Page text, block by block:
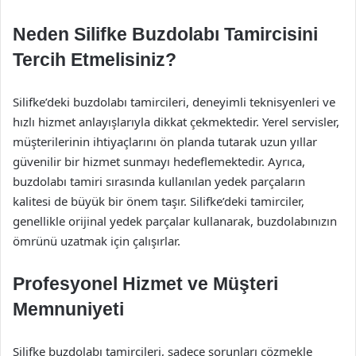
Neden Silifke Buzdolabı Tamircisini
Tercih Etmelisiniz?
Silifke’deki buzdolabı tamircileri, deneyimli teknisyenleri ve
hızlı hizmet anlayışlarıyla dikkat çekmektedir. Yerel servisler,
müşterilerinin ihtiyaçlarını ön planda tutarak uzun yıllar
güvenilir bir hizmet sunmayı hedeflemektedir. Ayrıca,
buzdolabı tamiri sırasında kullanılan yedek parçaların
kalitesi de büyük bir önem taşır. Silifke’deki tamirciler,
genellikle orijinal yedek parçalar kullanarak, buzdolabınızın
ömrünü uzatmak için çalışırlar.
Profesyonel Hizmet ve Müşteri
Memnuniyeti
Silifke buzdolabı tamircileri, sadece sorunları çözmekle